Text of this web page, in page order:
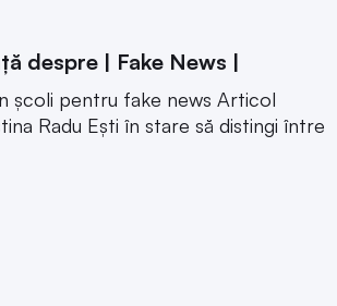
despre | Fake News |
școli pentru fake news Articol
Radu Ești în stare să distingi între